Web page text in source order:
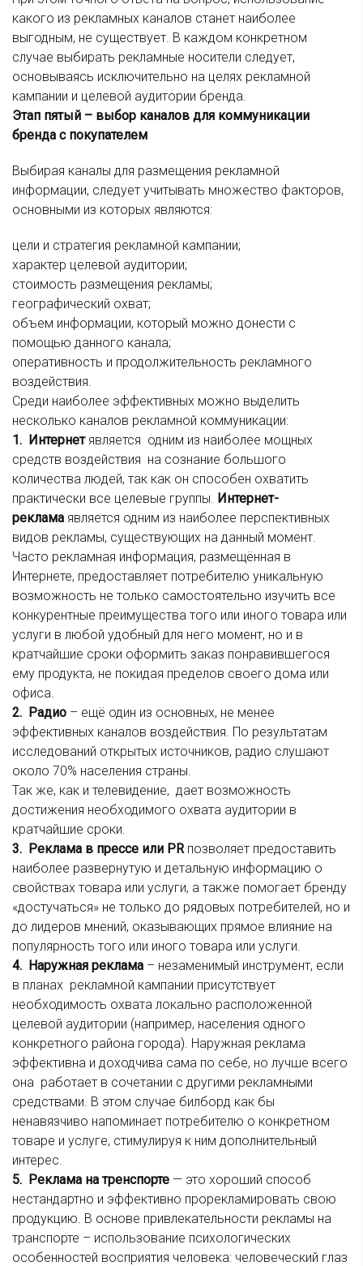
какого из рекламных каналов станет наиболее
выгодным, не существует. В каждом конкретном
случае выбирать рекламные носители следует,
основываясь исключительно на целях рекламной
кампании и целевой аудитории бренда.
Этап пятый – выбор каналов для коммуникации
бренда с покупателем
Выбирая каналы для размещения рекламной
информации, следует учитывать множество факторов,
основными из которых являются:
цели и стратегия рекламной кампании;
характер целевой аудитории;
стоимость размещения рекламы;
географический охват;
объем информации, который можно донести с
помощью данного канала;
оперативность и продолжительность рекламного
воздействия.
Среди наиболее эффективных можно выделить
несколько каналов рекламной коммуникации:
1. Интернет является одним из наиболее мощных
средств воздействия на сознание большого
количества людей, так как он способен охватить
практически все целевые группы. Интернет-
реклама является одним из наиболее перспективных
видов рекламы, существующих на данный момент.
Часто рекламная информация, размещённая в
Интернете, предоставляет потребителю уникальную
возможность не только самостоятельно изучить все
конкурентные преимущества того или иного товара или
услуги в любой удобный для него момент, но и в
кратчайшие сроки оформить заказ понравившегося
ему продукта, не покидая пределов своего дома или
офиса.
2. Радио – ещё один из основных, не менее
эффективных каналов воздействия. По результатам
исследований открытых источников, радио слушают
около 70% населения страны.
Так же, как и телевидение, дает возможность
достижения необходимого охвата аудитории в
кратчайшие сроки.
3. Реклама в прессе или PR позволяет предоставить
наиболее развернутую и детальную информацию о
свойствах товара или услуги, а также помогает бренду
«достучаться» не только до рядовых потребителей, но и
до лидеров мнений, оказывающих прямое влияние на
популярность того или иного товара или услуги.
4. Наружная реклама – незаменимый инструмент, если
в планах рекламной кампании присутствует
необходимость охвата локально расположенной
целевой аудитории (например, населения одного
конкретного района города). Наружная реклама
эффективна и доходчива сама по себе, но лучше всего
она работает в сочетании с другими рекламными
средствами. В этом случае билборд как бы
ненавязчиво напоминает потребителю о конкретном
товаре и услуге, стимулируя к ним дополнительный
интерес.
5. Реклама на тренспорте — это хороший способ
нестандартно и эффективно прорекламировать свою
продукцию. В основе привлекательности рекламы на
транспорте – использование психологических
особенностей восприятия человека: человеческий глаз